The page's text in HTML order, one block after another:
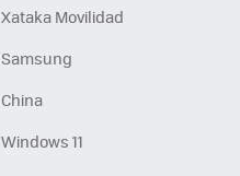
Xataka Movilidad
Samsung
China
Windows 11